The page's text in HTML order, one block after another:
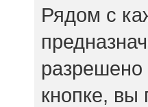
Рядом с
кнопке, вы